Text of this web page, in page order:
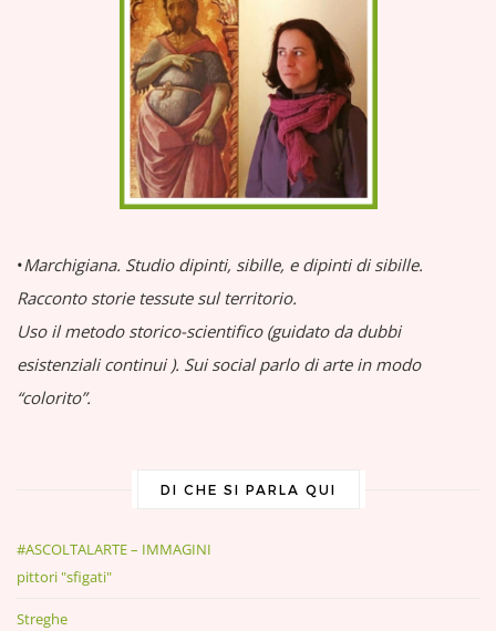
•Marchigiana. Studio dipinti, sibille, e dipinti di sibille.
Racconto storie tessute sul territorio.
Uso il metodo storico-scientifico (guidato da dubbi
esistenziali continui ). Sui social parlo di arte in modo
“colorito”.
DI CHE SI PARLA QUI
#ASCOLTALARTE – IMMAGINI
pittori "sfigati"
Streghe